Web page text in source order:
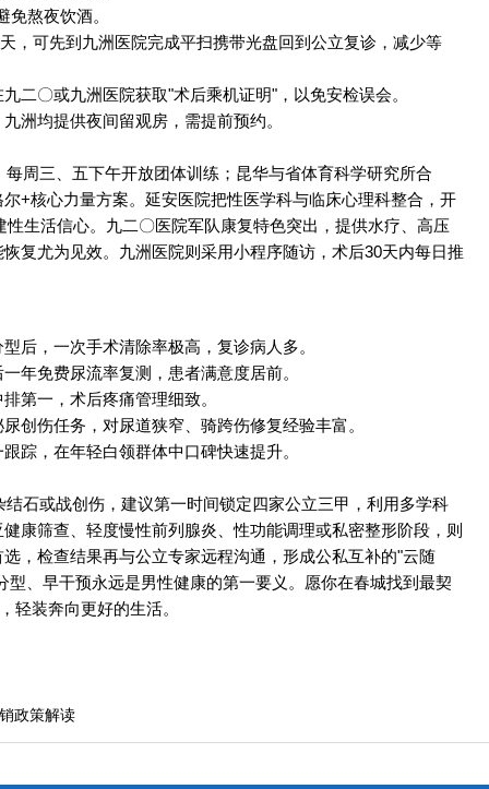
熬夜饮酒。
，可先到九洲医院完成平扫携带光盘回到公立复诊，减少等
二〇或九洲医院获取"术后乘机证明"，以免安检误会。
洲均提供夜间留观房，需提前预约。
周三、五下午开放团体训练；昆华与省体育科学研究所合
+核心力量方案。延安医院把性医学科与临床心理科整合，开
生活信心。九二〇医院军队康复特色突出，提供水疗、高压
复尤为见效。九洲医院则采用小程序随访，术后30天内每日推
后，一次手术清除率极高，复诊病人多。
年免费尿流率复测，患者满意度居前。
第一，术后疼痛管理细致。
创伤任务，对尿道狭窄、骑跨伤修复经验丰富。
踪，在年轻白领群体中口碑快速提升。
石或战创伤，建议第一时间锁定四家公立三甲，利用多学科
康筛查、轻度慢性前列腺炎、性功能调理或私密整形阶段，则
，检查结果再与公立专家远程沟通，形成公私互补的"云随
、早干预永远是男性健康的第一要义。愿你在春城找到最契
轻装奔向更好的生活。
政策解读